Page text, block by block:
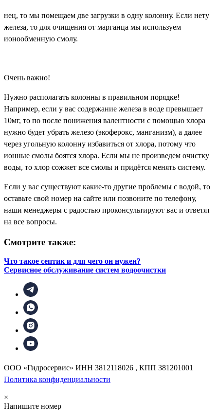
нец, то мы помещаем две загрузки в одну колонну. Если нету
железа, то для очищения от марганца мы используем
ионообменную смолу.
Очень важно!
Нужно располагать колонны в правильном порядке!
Например, если у вас содержание железа в воде превышает
10мг, то по после понижения валентности с помощью хлора
нужно будет убрать железо (экоферокс, манганизм), а далее
через угольную колонну избавиться от хлора, потому что
ионные смолы боятся хлора. Если мы не произведем очистку
воды, то хлор сожжет все смолы и придётся менять систему.
Если у вас существуют какие-то другие проблемы с водой, то
оставьте свой номер на сайте или позвоните по телефону,
наши менеджеры с радостью проконсультируют вас и ответят
на все вопросы.
Смотрите также:
Что такое септик и для чего он нужен?
Сервисное обслуживание систем водоочистки
ООО «Гидросервис» ИНН 3812118026 , КПП 381201001
Политика конфиденциальности
×
Напишите номер